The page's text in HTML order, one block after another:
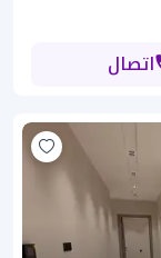
اتصال